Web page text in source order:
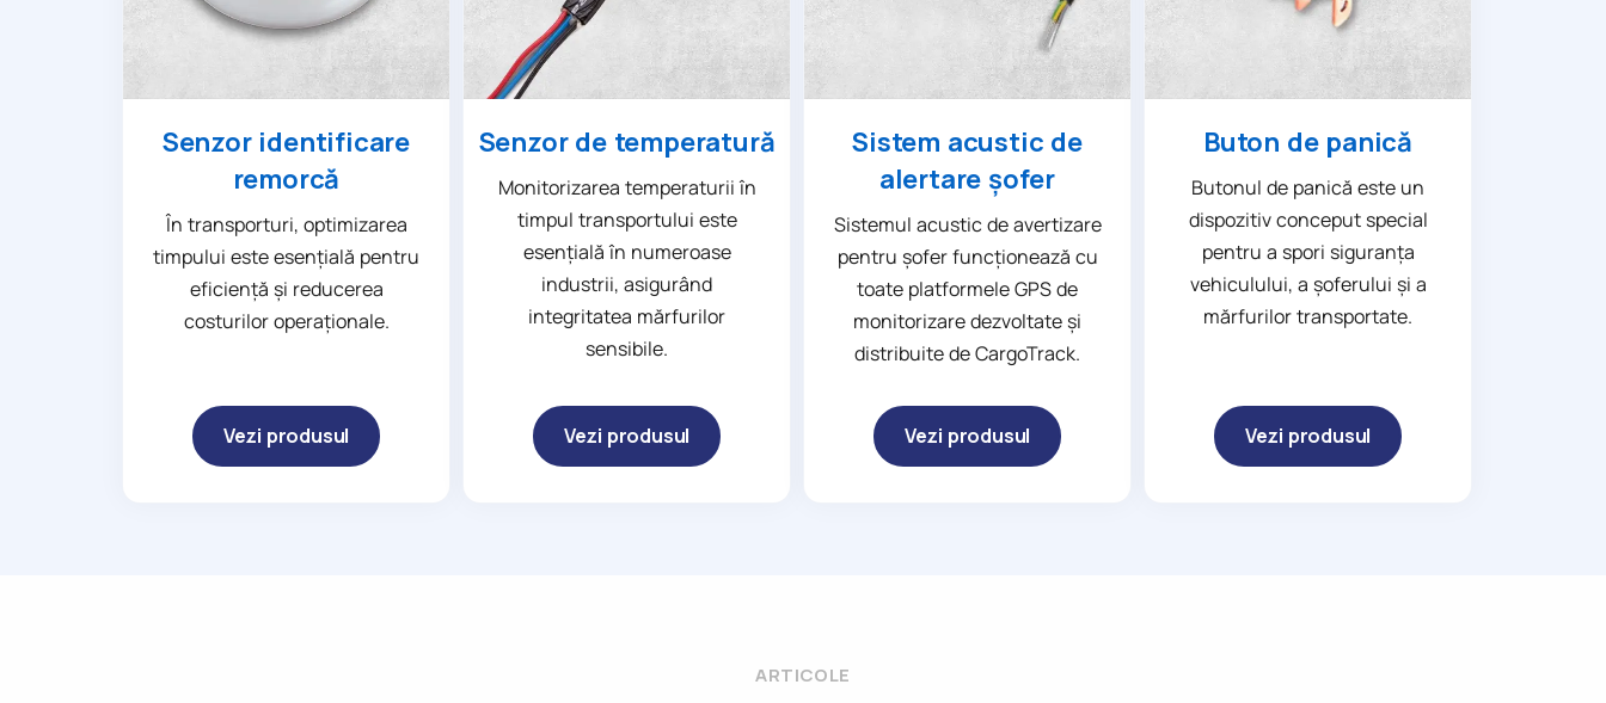
Senzor identificare
remorcă
În transporturi, optimizarea
timpului este esențială pentru
eficiență și reducerea
costurilor operaționale.
Vezi produsul
Senzor de temperatură
Monitorizarea temperaturii în
timpul transportului este
esențială în numeroase
industrii, asigurând
integritatea mărfurilor
sensibile.
Vezi produsul
Sistem acustic de
alertare șofer
Sistemul acustic de avertizare
pentru șofer funcționează cu
toate platformele GPS de
monitorizare dezvoltate și
distribuite de CargoTrack.
Vezi produsul
Buton de panică
Butonul de panică este un
dispozitiv conceput special
pentru a spori siguranța
vehiculului, a șoferului și a
mărfurilor transportate.
Vezi produsul
ARTICOLE